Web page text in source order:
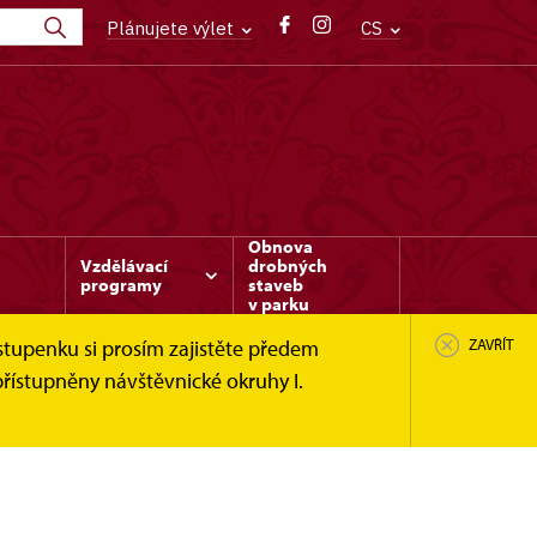
Plánujete výlet CS
Vzdělávací
programy
Obnova
drobných
staveb
v parku
si prosím zajistěte předem
návštěvnické okruhy I.
ZAVŘÍT